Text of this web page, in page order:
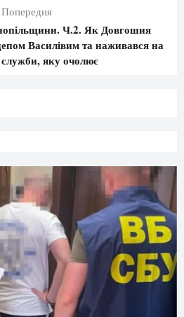
Попередня
Ч.2. Як Довгошия
Василівим та наживався на
служби, яку очолює